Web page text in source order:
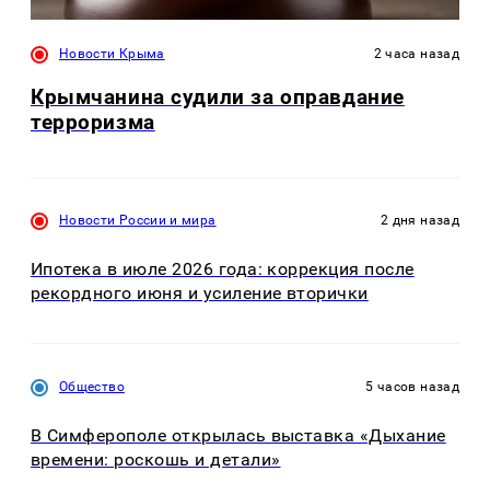
Новости Крыма 2 часа назад
Крымчанина судили за оправдание
терроризма
Новости России и мира 2 дня назад
Ипотека в июле 2026 года: коррекция после
рекордного июня и усиление вторички
Общество 5 часов назад
В Симферополе открылась выставка «Дыхание
времени: роскошь и детали»